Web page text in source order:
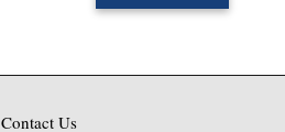
Contact Us